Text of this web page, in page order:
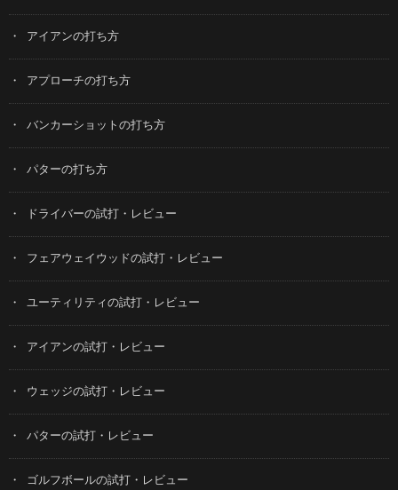
アイアンの打ち方
アプローチの打ち方
バンカーショットの打ち方
パターの打ち方
ドライバーの試打・レビュー
フェアウェイウッドの試打・レビュー
ユーティリティの試打・レビュー
アイアンの試打・レビュー
ウェッジの試打・レビュー
パターの試打・レビュー
ゴルフボールの試打・レビュー